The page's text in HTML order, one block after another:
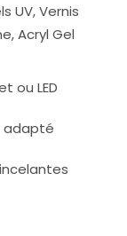
UV, Vernis
Acryl Gel
ou LED
adapté